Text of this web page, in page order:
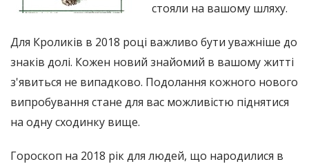
стояли на вашому шляху.
Для Кроликів в 2018 році важливо бути уважніше до
знаків долі. Кожен новий знайомий в вашому житті
з'явиться не випадково. Подолання кожного нового
випробування стане для вас можливістю піднятися
на одну сходинку вище.
Гороскоп на 2018 рік для людей, що народилися в